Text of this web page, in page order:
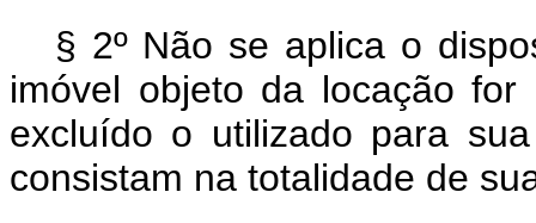
§ 2º Não se aplica o
imóvel objeto da locação
excluído o utilizado para
consistam na totalidade de